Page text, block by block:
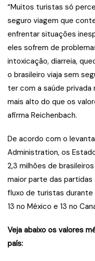
“Muitos turistas só
seguro viagem que
enfrentar situações
eles sofrem de
intoxicação, diarreia,
o brasileiro viaja sem
ter com a saúde privada
mais alto do que os
afirma Reichenbach.
De acordo com o
Administration, os
2,3 milhões de
maior parte das partidas
fluxo de turistas
13 no México e 13 no
Veja abaixo os valores
país: